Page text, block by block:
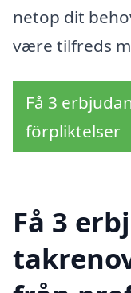
netop dit
være tilfreds
Få 3
förpliktelser
Få 3